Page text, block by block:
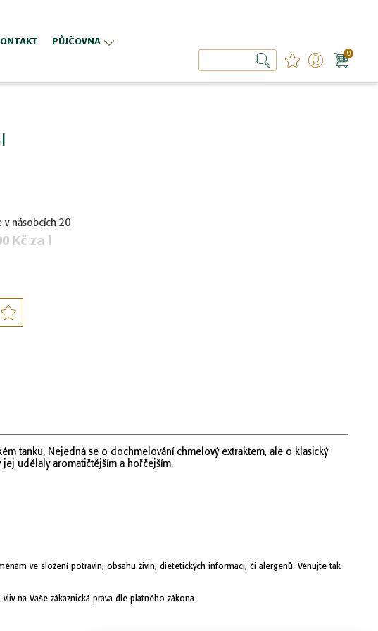
PŮJČOVNA
0
Hledat
v násobcích 20
Kč za l
tanku. Nejedná se o dochmelování chmelový extraktem, ale o klasický
jej udělaly aromatičtějším a hořčejším.
ve složení potravin, obsahu živin, dietetických informací, či alergenů. Věnujte tak
na Vaše zákaznická práva dle platného zákona.